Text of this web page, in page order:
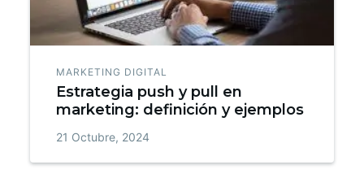
MARKETING DIGITAL
Estrategia push y pull en
marketing: definición y ejemplos
21 Octubre, 2024